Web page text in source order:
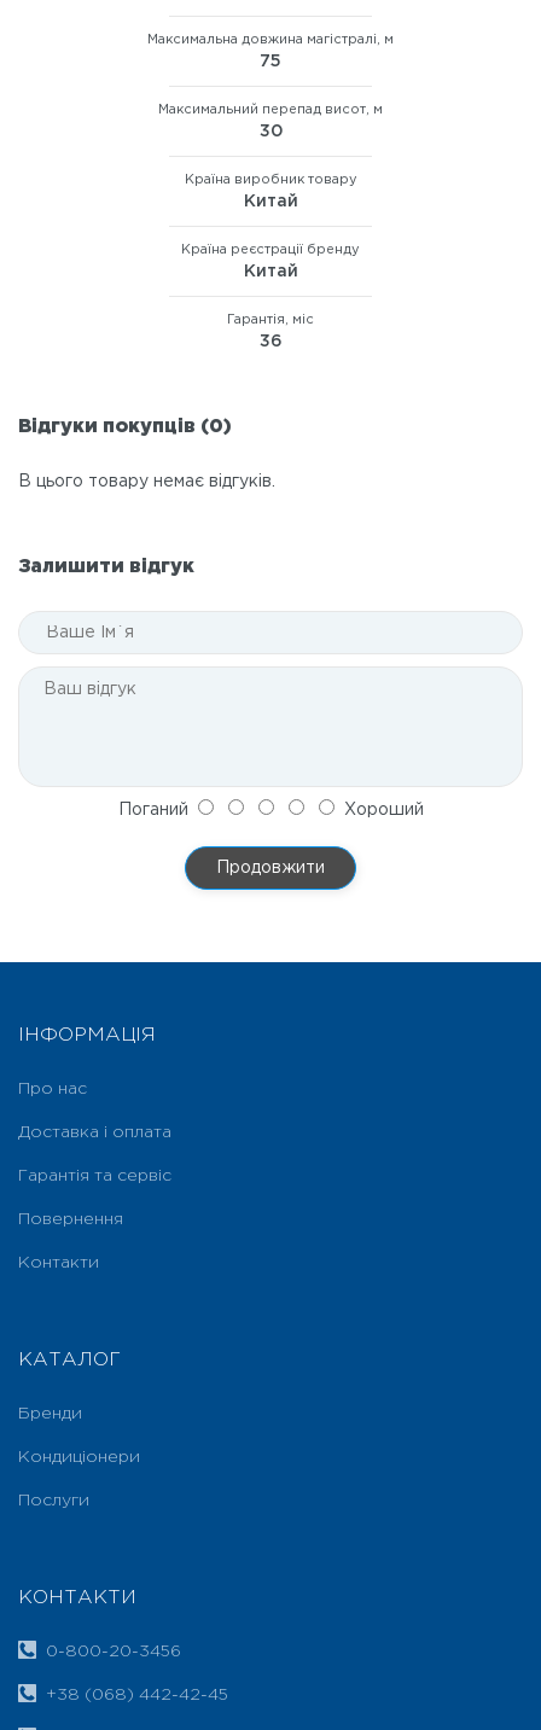
Максимальна довжина магістралі, м
75
Максимальний перепад висот, м
30
Країна виробник товару
Китай
Країна реєстрації бренду
Китай
Гарантія, міс
36
Відгуки покупців (0)
В цього товару немає відгуків.
Залишити відгук
Поганий Хороший
Продовжити
ІНФОРМАЦІЯ
Про нас
Доставка і оплата
Гарантія та сервіс
Повернення
Контакти
КАТАЛОГ
Бренди
Кондиціонери
Послуги
КОНТАКТИ
0-800-20-3456
+38 (068) 442-42-45